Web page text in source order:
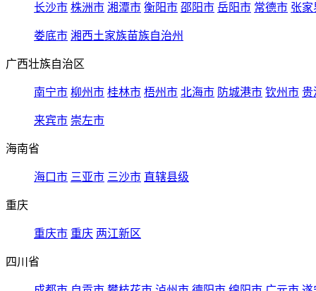
长沙市 株洲市 湘潭市 衡阳市 邵阳市 岳阳市 常德市 张家
娄底市 湘西土家族苗族自治州
广西壮族自治区
南宁市 柳州市 桂林市 梧州市 北海市 防城港市 钦州市 贵
来宾市 崇左市
海南省
海口市 三亚市 三沙市 直辖县级
重庆
重庆市 重庆 两江新区
四川省